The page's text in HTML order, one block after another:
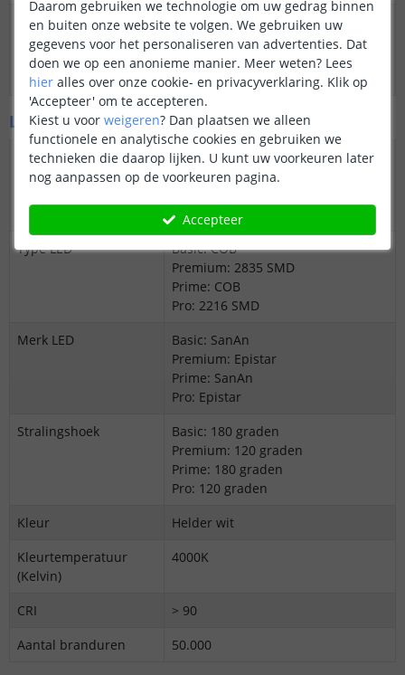
Datasheet
Download Basic
Download Premium
Download Prime
Download Pro
LED's en licht
Aantal LED's p/m
Basic: 128
Premium: 120
Pro: 240
Type LED
Basic: COB
Premium: 2835 SMD
Prime: COB
Pro: 2216 SMD
Merk LED
Basic: SanAn
Premium: Epistar
Prime: SanAn
Pro: Epistar
Stralingshoek
Basic: 180 graden
Premium: 120 graden
Prime: 180 graden
Pro: 120 graden
Kleur
Helder wit
Kleurtemperatuur
(Kelvin)
4000K
CRI
> 90
Aantal branduren
50.000
Daarom gebruiken we technologie om uw gedrag binnen
en buiten onze website te volgen. We gebruiken uw
gegevens voor het personaliseren van advertenties. Dat
doen we op een anonieme manier. Meer weten? Lees
hier alles over onze cookie- en privacyverklaring. Klik op
'Accepteer' om te accepteren.
Kiest u voor weigeren? Dan plaatsen we alleen
functionele en analytische cookies en gebruiken we
technieken die daarop lijken. U kunt uw voorkeuren later
nog aanpassen op de voorkeuren pagina.
Accepteer